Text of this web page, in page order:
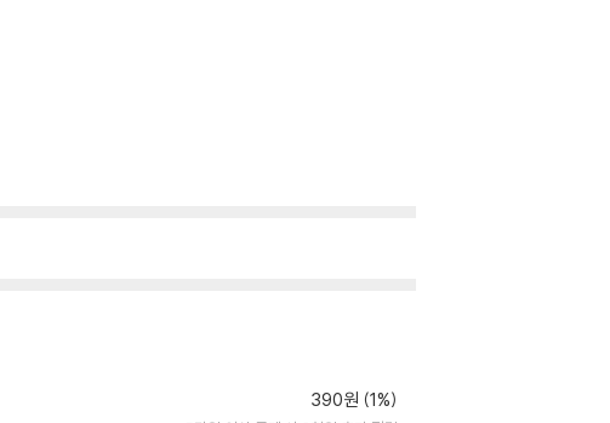
390원 (1%)